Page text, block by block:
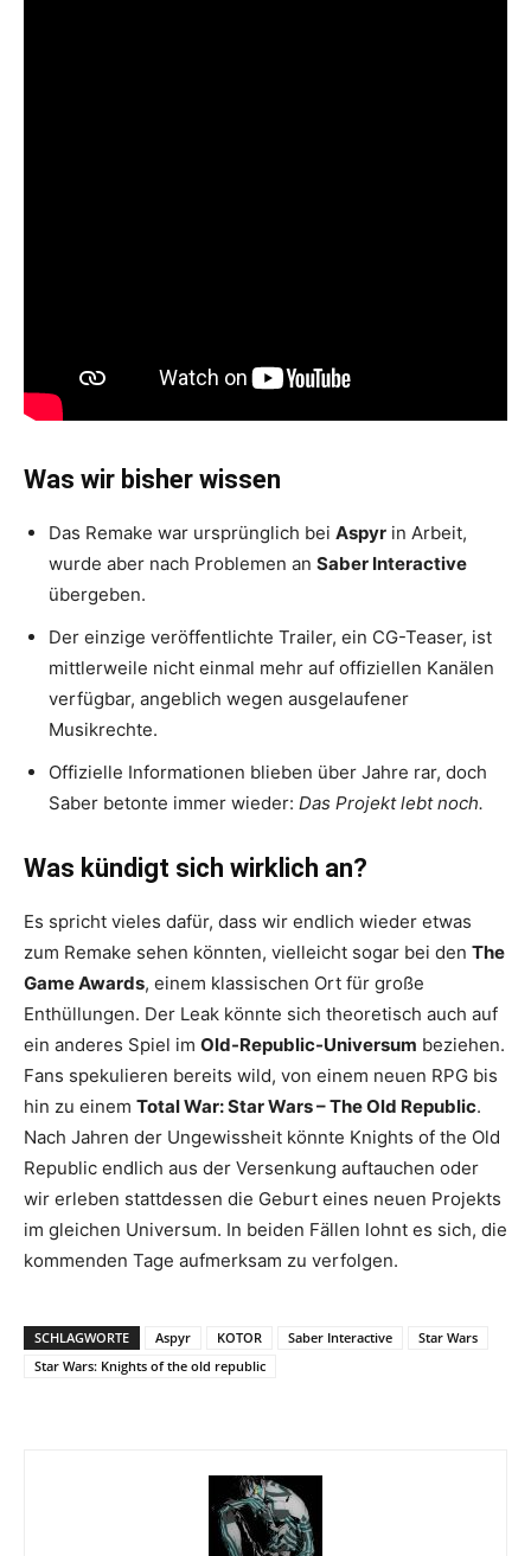
Was wir bisher wissen
Das Remake war ursprünglich bei Aspyr in Arbeit,
wurde aber nach Problemen an Saber Interactive
übergeben.
Der einzige veröffentlichte Trailer, ein CG-Teaser, ist
mittlerweile nicht einmal mehr auf offiziellen Kanälen
verfügbar, angeblich wegen ausgelaufener
Musikrechte.
Offizielle Informationen blieben über Jahre rar, doch
Saber betonte immer wieder: Das Projekt lebt noch.
Was kündigt sich wirklich an?
Es spricht vieles dafür, dass wir endlich wieder etwas
zum Remake sehen könnten, vielleicht sogar bei den The
Game Awards, einem klassischen Ort für große
Enthüllungen. Der Leak könnte sich theoretisch auch auf
ein anderes Spiel im Old-Republic-Universum beziehen.
Fans spekulieren bereits wild, von einem neuen RPG bis
hin zu einem Total War: Star Wars – The Old Republic.
Nach Jahren der Ungewissheit könnte Knights of the Old
Republic endlich aus der Versenkung auftauchen oder
wir erleben stattdessen die Geburt eines neuen Projekts
im gleichen Universum. In beiden Fällen lohnt es sich, die
kommenden Tage aufmerksam zu verfolgen.
SCHLAGWORTE Aspyr KOTOR Saber Interactive
Star Wars
Star Wars: Knights of the old republic